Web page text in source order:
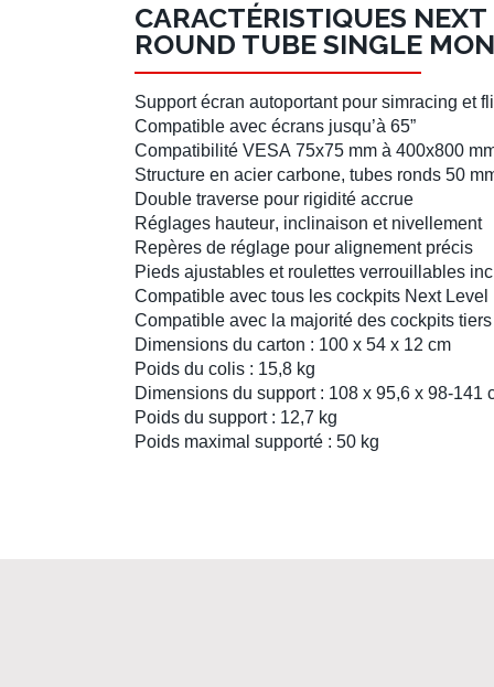
CARACTÉRISTIQUES
ROUND TUBE SINGLE
Support écran autoportantpour simracing et
Compatible avec écrans jusqu’à 65”
Compatibilité VESA 75x75 mm à 400x800
Structure en acier carbone, tubes ronds 50
Double traverse pour rigidité accrue
Réglages hauteur, inclinaison et nivellement
Repères de réglage pour alignement précis
Pieds ajustables et roulettes verrouillables
Compatible avec tous les cockpits Next Level
Compatible avec la majorité des cockpits
Dimensions du carton : 100 x 54 x 12 cm
Poids du colis : 15,8 kg
Dimensions du support : 108 x 95,6 x 98-141
Poids du support : 12,7 kg
Poids maximal supporté : 50 kg